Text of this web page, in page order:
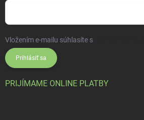
Vložením e-mailu súhlasíte s
Prihlásiť sa
PRIJÍMAME ONLINE PLATBY